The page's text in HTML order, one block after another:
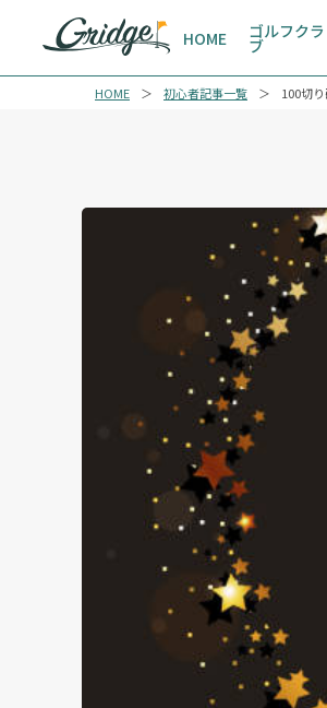
HOME ゴルフクラ
ブ
HOME 初心者記事一覧 100切